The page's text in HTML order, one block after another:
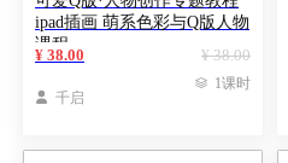
ipad插画 萌系色彩与Q版人物
课程
¥ 38.00
¥ 38.00
 千启
 1课时